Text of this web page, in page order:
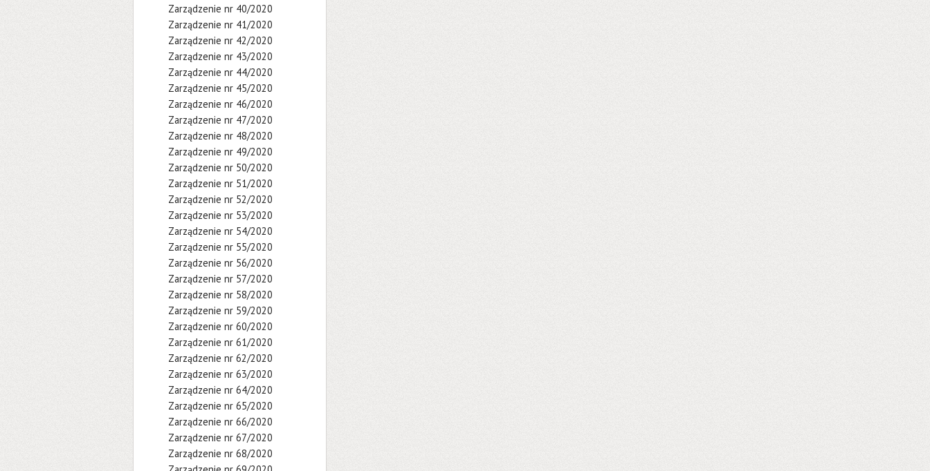
Zarządzenie nr 40/2020
Zarządzenie nr 41/2020
Zarządzenie nr 42/2020
Zarządzenie nr 43/2020
Zarządzenie nr 44/2020
Zarządzenie nr 45/2020
Zarządzenie nr 46/2020
Zarządzenie nr 47/2020
Zarządzenie nr 48/2020
Zarządzenie nr 49/2020
Zarządzenie nr 50/2020
Zarządzenie nr 51/2020
Zarządzenie nr 52/2020
Zarządzenie nr 53/2020
Zarządzenie nr 54/2020
Zarządzenie nr 55/2020
Zarządzenie nr 56/2020
Zarządzenie nr 57/2020
Zarządzenie nr 58/2020
Zarządzenie nr 59/2020
Zarządzenie nr 60/2020
Zarządzenie nr 61/2020
Zarządzenie nr 62/2020
Zarządzenie nr 63/2020
Zarządzenie nr 64/2020
Zarządzenie nr 65/2020
Zarządzenie nr 66/2020
Zarządzenie nr 67/2020
Zarządzenie nr 68/2020